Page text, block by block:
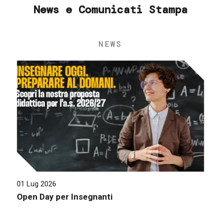
News e Comunicati Stampa
NEWS
01 Lug 2026
Open Day per Insegnanti